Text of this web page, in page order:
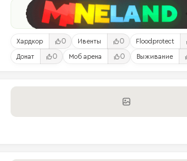
Хардкор 0 Ивенты 0 Floodprotect
Донат 0 Моб арена 0 Выживание